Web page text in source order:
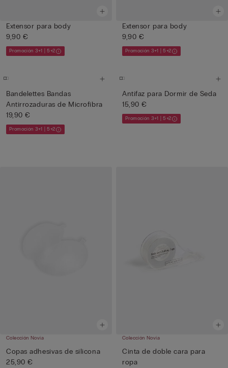
Extensor para body
9,90 €
Promoción 3+1 | 5+2
Extensor para body
9,90 €
Promoción 3+1 | 5+2
Bandelettes Bandas
Antirrozaduras de Microfibra
19,90 €
Promoción 3+1 | 5+2
Antifaz para Dormir de Seda
15,90 €
Promoción 3+1 | 5+2
Colección Novia
Copas adhesivas de silicona
25,90 €
Colección Novia
Cinta de doble cara para
ropa